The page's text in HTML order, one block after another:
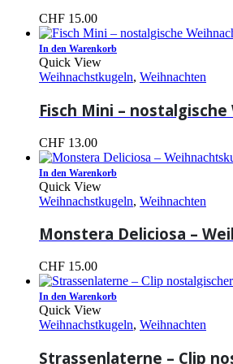
CHF 15.00
In den Warenkorb
Quick View
Weihnachstkugeln, Weihnachten
Fisch Mini –
CHF 13.00
In den Warenkorb
Quick View
Weihnachstkugeln, Weihnachten
Monstera Deliciosa –
CHF 15.00
In den Warenkorb
Quick View
Weihnachstkugeln, Weihnachten
Strassenlaterne – Clip